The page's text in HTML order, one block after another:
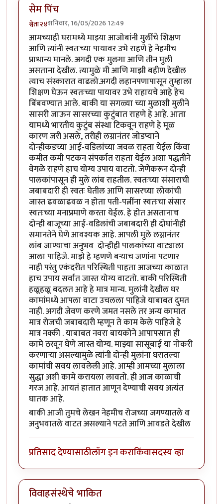
सेम पिंच
श्वेता२४शनिवार, 16/05/2026 12:49
आमच्याही घरामध्ये माझ्या आजोबांनी मुलींचे शिक्षण
आणि त्यांनी स्वतःच्या पायावर उभे राहणे हे नेहमीच
प्राधान्य मानले. अगदी एक मुलगा आणि तीन मुली
असताना देखील. त्यामुळे मी आणि माझी बहीण देखील
त्याच संस्कारात वाढलो.अगदी लहानपणापासून तुम्हाला
शिक्षण घेऊन स्वतःच्या पायावर उभे राहायचे आहे हेच
बिंबवण्यात आले. बाकी या सगळ्या च्या मुळाशी मुलीने
सासरी जाऊन सासरच्या कुटुंबात राहणे हे आहे. आता
यामध्ये भारतीय कुटुंब संस्था टिकवून राहणे हे मूळ
कारण जरी असले, तरीही लग्नानंतर जोडप्याने
दोन्हीकडच्या आई-वडिलांच्या जवळ राहता येईल किंवा
कमीत कमी पटकन संपर्कात राहता येईल अशा पद्धतीने
वेगळे राहणे हाच योग्य उपाय वाटतो. जेणेकरून दोन्ही
पालकांपासून ही मुले लांब राहतील. स्वतःच्या संसाराची
जबाबदारी ही स्वतः घेतील आणि सासरच्या लोकांची
जास्त ढवळाढवळ न होता पती-पत्नींना स्वतःचा संसार
स्वतःच्या मनाप्रमाणे करता येईल. हे होत असतानाच
दोन्ही बाजूच्या आई-वडिलांची जबाबदारी ही दोघांनीही
समानतेने घेणे आवश्यक आहे. आपली मुले लग्नानंतर
लांब जाण्याचा अनुभव दोन्हीही पालकांच्या वाट्याला
आला पाहिजे. माझे हे म्हणणे बऱ्याच जणांना पटणार
नाही परंतु एकंदरीत परिस्थिती पाहता आजच्या काळात
हाच उपाय सर्वात जास्त योग्य वाटतो. बाकी परिस्थिती
हळूहळू बदलत आहे हे मात्र मान्य. मुलांनी देखील घर
कामांमध्ये आपला वाटा उचलला पाहिजे याबाबत दुमत
नाही. अगदी जेवण करणे जमत नसले तर अन्य कामात
मात्र रोजची जबाबदारी म्हणून ते काम केले पाहिजे हे
मात्र नक्की . याबाबत नवरा बायकोने आपापसात ही
कामे ठरवून घेणे जास्त योग्य. माझ्या सासूबाई या नोकरी
करणाऱ्या असल्यामुळे त्यांनी दोन्ही मुलांना घरातल्या
कामांची सवय लावलेली आहे. आम्ही आमच्या मुलाला
सुद्धा अशी कामे करायला लावतो. ही आज काळाची
गरज आहे. आयतं हातात आणून देण्याची सवय अत्यंत
घातक आहे.
बाकी आजी तुमचे लेखन नेहमीच रोजच्या जगण्यातले व
अनुभवातले वाटत असल्याने पटते आणि आवडते देखील
प्रतिसाद देण्यासाठीलॉग इन कराकिंवासदस्य व्हा
विवाहसंस्थेचे भाकित